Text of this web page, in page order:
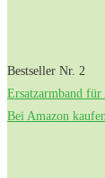
Bestseller Nr. 2
Ersatzarmband
Bei Amazon kaufen